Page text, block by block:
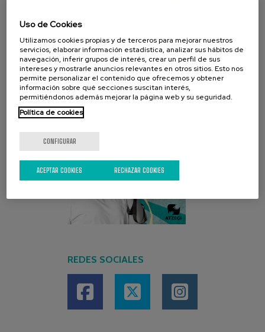
CAMPAÑA ACTUAL
REDES SOCIALES
Uso de Cookies
Utilizamos cookies propias y de terceros para mejorar nuestros
servicios, elaborar información estadística, analizar sus hábitos de
navegación, inferir grupos de interés, crear un perfil de sus
intereses y mostrarle anuncios relevantes en otros sitios. Esto nos
permite personalizar el contenido que ofrecemos y obtener
información sobre qué secciones suscitan interés,
permitiéndonos además mejorar la página web y su seguridad.
Política de cookies
CONFIGURAR
RECHAZAR COOKIES
ACEPTAR COOKIES